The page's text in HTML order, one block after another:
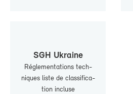
SGH Ukraine
Ré­gle­men­ta­tions tech­
niques liste de clas­si­fi­ca­
tion in­cluse